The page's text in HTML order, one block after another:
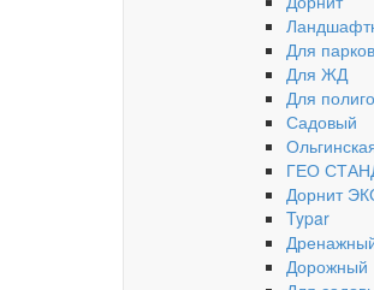
Для
Для ЖД
Для
Садовый
ГЕО
Дорнит
Typar
Дорожный